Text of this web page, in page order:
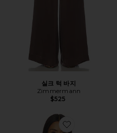
실크 턱 바지
Zimmermann
$525